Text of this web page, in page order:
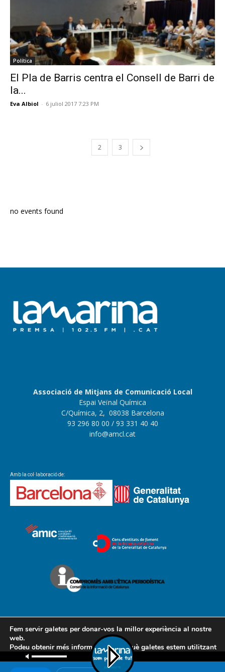
Política
El Pla de Barris centra el Consell de Barri de
la...
Eva Albiol - 6 juliol 2017 7:23 PM
2 3
no events found
Associació de Mitjans de Comunicació Local
Espai Veïnal Química
C/Química, 2, 08038 Barcelona
93 296 80 00 / 93 331 40 40
info@amcl.cat
Amb la col·laboració de:
Contacte Avís legal Política de cookies
Política de privacitat
AMCL
Fem servir galetes per donar-vos la millor experiència al nostre
web.
Podeu obtenir més informació sobre què galetes estem utilitzant
o desactivar-les a la
configuració.